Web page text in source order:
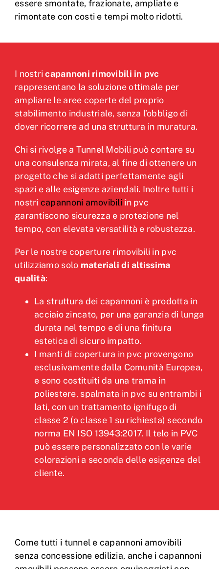
essere smontate, frazionate, ampliate e
rimontate con costi e tempi molto ridotti.
I nostricapannoni rimovibili in pvc
rappresentano la soluzione ottimale per
ampliare le aree coperte del proprio
stabilimento industriale, senza l’obbligo di
dover ricorrere ad una struttura in muratura.
Chi si rivolge a Tunnel Mobili può contare su
una consulenza mirata, al fine di ottenere un
progetto che si adatti perfettamente agli
spazi e alle esigenze aziendali. Inoltre tutti i
nostri capannoni amovibili in pvc
garantiscono sicurezza e protezione nel
tempo, con elevata versatilità e robustezza.
Per le nostre coperture rimovibili in pvc
utilizziamo solo materiali di altissima
qualità:
La struttura dei capannoni è prodotta in
acciaio zincato, per una garanzia di lunga
durata nel tempo e di una finitura
estetica di sicuro impatto.
I manti di copertura in pvc provengono
esclusivamente dalla Comunità Europea,
e sono costituiti da una trama in
poliestere, spalmata in pvc su entrambi i
lati, con un trattamento ignifugo di
classe 2 (o classe 1 su richiesta) secondo
norma EN ISO 13943:2017. Il telo in PVC
può essere personalizzato con le varie
colorazioni a seconda delle esigenze del
cliente.
Come tutti i tunnel e capannoni amovibili
senza concessione edilizia, anche i capannoni